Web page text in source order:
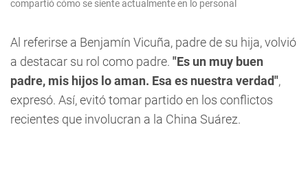
compartió cómo se siente actualmente en lo personal
Al referirse a Benjamín Vicuña, padre de su hija, volvió
a destacar su rol como padre. "Es un muy buen
padre, mis hijos lo aman. Esa es nuestra verdad",
expresó. Así, evitó tomar partido en los conflictos
recientes que involucran a la China Suárez.